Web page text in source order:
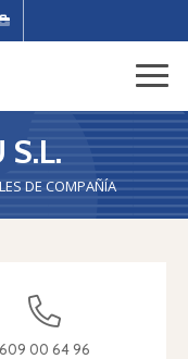
S.L.
DE COMPAÑÍA
609 00 64 96